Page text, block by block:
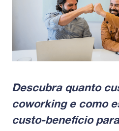
Descubra quanto
coworking e como
custo-benefício